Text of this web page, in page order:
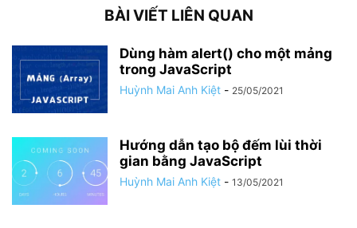
BÀI VIẾT LIÊN QUAN
Dùng hàm alert() cho một mảng
trong JavaScript
Huỳnh Mai Anh Kiệt - 25/05/2021
Hướng dẫn tạo bộ đếm lùi thời
gian bằng JavaScript
Huỳnh Mai Anh Kiệt - 13/05/2021